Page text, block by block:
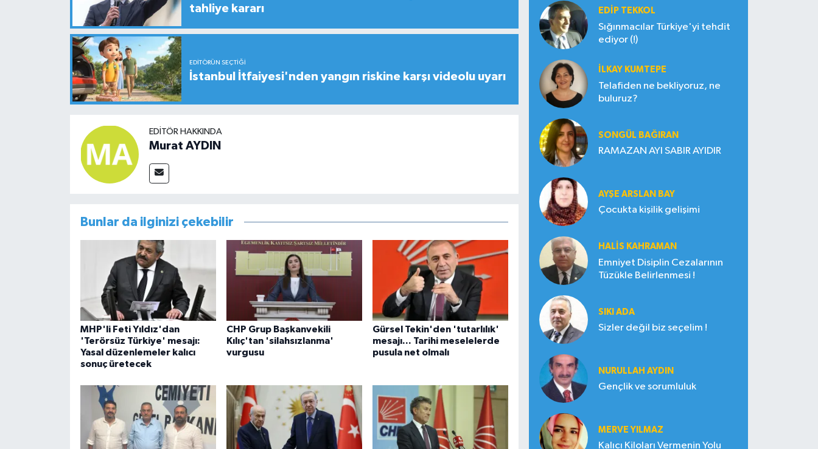
tahliye kararı
EDITÖRÜN SEÇTIĞI
İstanbul İtfaiyesi'nden yangın riskine karşı videolu uyarı
EDITÖR HAKKINDA
Murat AYDIN
Bunlar da ilginizi çekebilir
MHP'li Feti Yıldız'dan
'Terörsüz Türkiye' mesajı:
Yasal düzenlemeler kalıcı
sonuç üretecek
CHP Grup Başkanvekili
Kılıç'tan 'silahsızlanma'
vurgusu
Gürsel Tekin'den 'tutarlılık'
mesajı... Tarihi meselelerde
pusula net olmalı
EDIP TEKKOL
Sığınmacılar Türkiye'yi tehdit
ediyor (!)
İLKAY KUMTEPE
Telafiden ne bekliyoruz, ne
buluruz?
SONGÜL BAĞIRAN
RAMAZAN AYI SABIR AYIDIR
AYŞE ARSLAN BAY
Çocukta kişilik gelişimi
HALIS KAHRAMAN
Emniyet Disiplin Cezalarının
Tüzükle Belirlenmesi !
SIKI ADA
Sizler değil biz seçelim !
NURULLAH AYDIN
Gençlik ve sorumluluk
MERVE YILMAZ
Kalıcı Kiloları Vermenin Yolu